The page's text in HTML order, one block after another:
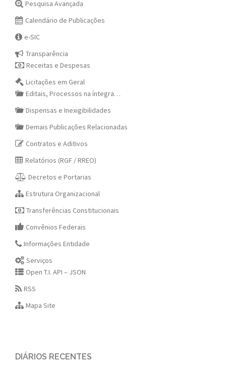
Pesquisa Avançada
Calendário de Publicações
e-SIC
Transparência
Receitas e Despesas
Licitações em Geral
Editais, Processos na íntegra…
Dispensas e Inexigibilidades
Demais Publicações Relacionadas
Contratos e Aditivos
Relatórios (RGF / RREO)
Decretos e Portarias
Estrutura Organizacional
Transferências Constitucionais
Convênios Federais
Informações Entidade
Serviços
Open T.I. API – JSON
RSS
Mapa Site
DIÁRIOS RECENTES